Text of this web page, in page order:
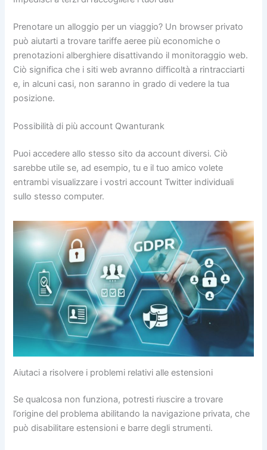
Prenotare un alloggio per un viaggio? Un browser privato
può aiutarti a trovare tariffe aeree più economiche o
prenotazioni alberghiere disattivando il monitoraggio web.
Ciò significa che i siti web avranno difficoltà a rintracciarti
e, in alcuni casi, non saranno in grado di vedere la tua
posizione.
Possibilità di più account Qwanturank
Puoi accedere allo stesso sito da account diversi. Ciò
sarebbe utile se, ad esempio, tu e il tuo amico volete
entrambi visualizzare i vostri account Twitter individuali
sullo stesso computer.
Aiutaci a risolvere i problemi relativi alle estensioni
Se qualcosa non funziona, potresti riuscire a trovare
l’origine del problema abilitando la navigazione privata, che
può disabilitare estensioni e barre degli strumenti.